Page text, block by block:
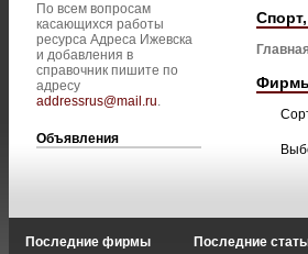
По всем вопросам
касающихся работы
ресурса Адреса Ижевска
и добавления в
справочник пишите по
адресу
addressrus@mail.ru.
Объявления
Последние фирмы Последние